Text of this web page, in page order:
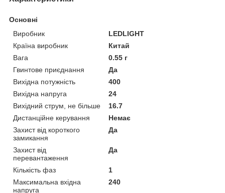
Основні
Виробник
LEDLIGHT
Країна виробник
Китай
Вага
0.55 г
Гвинтове приєднання
Да
Вихідна потужність
400
Вихідна напруга
24
Вихідний струм, не більше
16.7
Дистанційне керування
Немає
Захист від короткого
замикання
Да
Захист від
перевантаження
Да
Кількість фаз
1
Максимальна вхідна
напруга
240